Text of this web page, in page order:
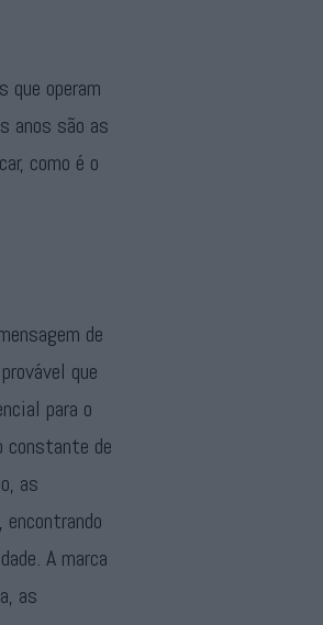
que operam
anos são as
como é o
de
que
para o
constante de
as
A marca
as